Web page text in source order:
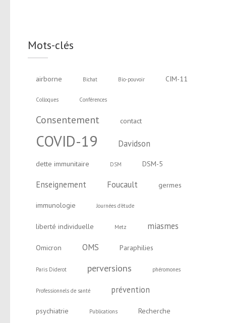
Mots-clés
airborne Bichat Bio-pouvoir CIM-11
Colloques Conférences
Consentement contact
COVID-19 Davidson
dette immunitaire DSM DSM-5
Enseignement Foucault germes
immunologie Journées d'étude
liberté individuelle Metz miasmes
Omicron OMS Paraphilies
Paris Diderot perversions phéromones
Professionnels de santé prévention
psychiatrie Publications Recherche